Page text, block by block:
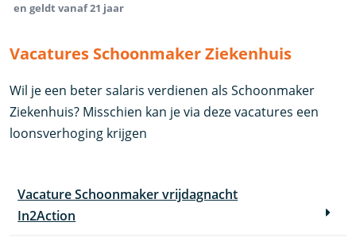
en geldt vanaf 21 jaar
Vacatures Schoonmaker Ziekenhuis
Wil je een beter salaris verdienen als Schoonmaker
Ziekenhuis? Misschien kan je via deze vacatures een
loonsverhoging krijgen
Vacature Schoonmaker vrijdagnacht
In2Action